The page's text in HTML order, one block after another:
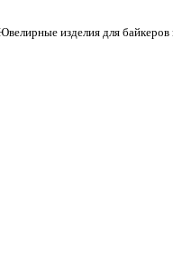
изделия для байкеров